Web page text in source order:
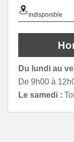
indisponible
Du lundi au
De 9h00 à
Le samedi :